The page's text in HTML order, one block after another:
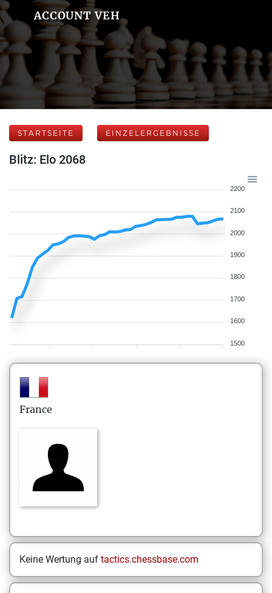
ACCOUNT VEH
STARTSEITE EINZELERGEBNISSE
Blitz: Elo 2068
2200
2100
2000
1900
1800
1700
1600
1500
France
Keine Wertung auf tactics.chessbase.com